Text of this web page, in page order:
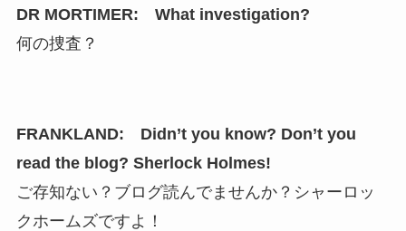
DR MORTIMER: What investigation?
何の捜査？
FRANKLAND: Didn’t you know? Don’t you
read the blog? Sherlock Holmes!
ご存知ない？ブログ読んでませんか？シャーロッ
クホームズですよ！